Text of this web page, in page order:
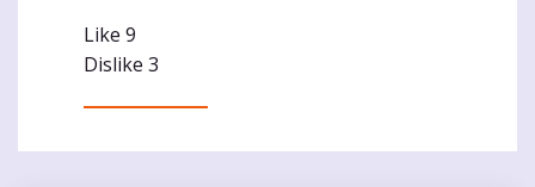
Like 9
Dislike 3